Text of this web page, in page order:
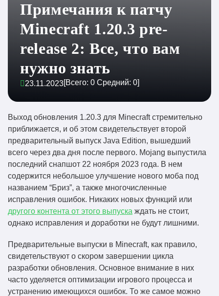
Примечания к патчу
Minecraft 1.20.3 pre-
release 2: Все, что вам
нужно знать
23.11.2023[Всего: 0 Средний: 0]
Выход обновления 1.20.3 для Minecraft стремительно
приближается, и об этом свидетельствует второй
предварительный выпуск Java Edition, вышедший
всего через два дня после первого. Mojang выпустила
последний снапшот 22 ноября 2023 года. В нем
содержится небольшое улучшение нового моба под
названием “Бриз”, а также многочисленные
исправления ошибок. Никаких новых функций или
другого контента от этого выпуска ждать не стоит,
однако исправления и доработки не будут лишними.
Предварительные выпуски в Minecraft, как правило,
свидетельствуют о скором завершении цикла
разработки обновления. Основное внимание в них
часто уделяется оптимизации игрового процесса и
устранению имеющихся ошибок. То же самое можно